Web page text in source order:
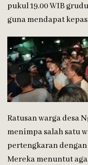
pukul 19.00 WIB
guna mendapat
Ratusan warga desa
menimpa salah satu
pertengkaran
Mereka menuntut